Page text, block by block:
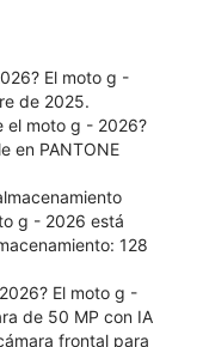
El moto g -
de 2025.
el moto g - 2026?
en PANTONE
g - 2026 está
128
El moto g -
de 50 MP con IA
frontal para